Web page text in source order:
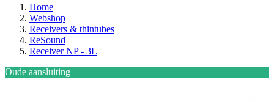
Home
Webshop
Receivers & thintubes
ReSound
Receiver NP - 3L
Oude aansluiting